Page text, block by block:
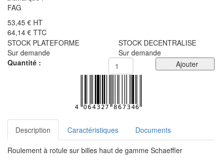
53,45 € HT
64,14 € TTC
STOCK PLATEFORME
Sur demande
STOCK DECENTRALISE
Sur demande
Quantité :
Ajouter
Description Caractéristiques Documents
Roulement à rotule sur billes haut de gamme Schaeffler